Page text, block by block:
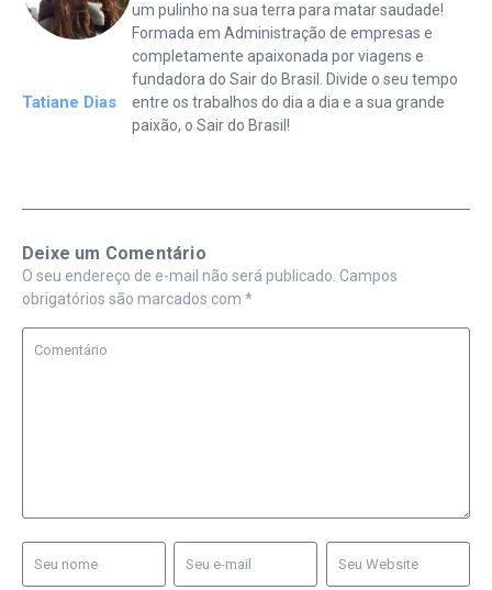
Tatiane Dias
um pulinho na sua terra para matar saudade!
Formada em Administração de empresas e
completamente apaixonada por viagens e
fundadora do Sair do Brasil. Divide o seu tempo
entre os trabalhos do dia a dia e a sua grande
paixão, o Sair do Brasil!
Deixe um Comentário
O seu endereço de e-mail não será publicado. Campos
obrigatórios são marcados com *